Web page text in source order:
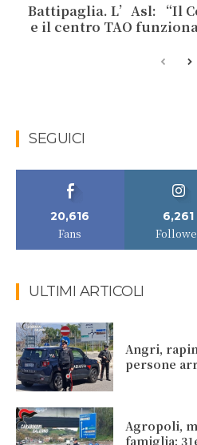
Battipaglia. L’Asl: “Il
e il centro TAO
SEGUICI
20,616
Fans
6,261
ULTIMI ARTICOLI
Angri,
persone
Agropoli,
famiglia: